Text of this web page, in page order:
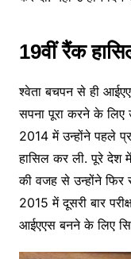
19वीं रैंक
श्वेता बचपन से ही
सपना पूरा करने के लिए
2014 में उन्होंने पहले
हासिल कर ली. पूरे देश
की वजह से उन्होंने फिर
2015 में दूसरी बार
आईएएस बनने के लिए